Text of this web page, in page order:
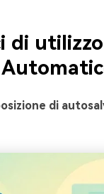
di
di